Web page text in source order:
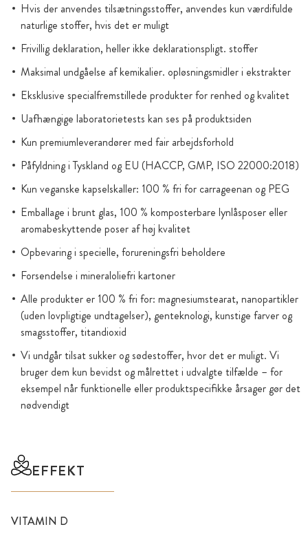
Hvis der anvendes tilsætningsstoffer, anvendes kun værdifulde
naturlige stoffer, hvis det er muligt
Frivillig deklaration, heller ikke deklarationspligt. stoffer
Maksimal undgåelse af kemikalier. opløsningsmidler i ekstrakter
Eksklusive specialfremstillede produkter for renhed og kvalitet
Uafhængige laboratorietests kan ses på produktsiden
Kun premiumleverandører med fair arbejdsforhold
Påfyldning i Tyskland og EU (HACCP, GMP, ISO 22000:2018)
Kun veganske kapselskaller: 100 % fri for carrageenan og PEG
Emballage i brunt glas, 100 % komposterbare lynlåsposer eller
aromabeskyttende poser af høj kvalitet
Opbevaring i specielle, forureningsfri beholdere
Forsendelse i mineraloliefri kartoner
Alle produkter er 100 % fri for: magnesiumstearat, nanopartikler
(uden lovpligtige undtagelser), genteknologi, kunstige farver og
smagsstoffer, titandioxid
Vi undgår tilsat sukker og sødestoffer, hvor det er muligt. Vi
bruger dem kun bevidst og målrettet i udvalgte tilfælde – for
eksempel når funktionelle eller produktspecifikke årsager gør det
nødvendigt
EFFEKT
VITAMIN D